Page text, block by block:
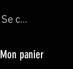
Se connecter
Mon panier